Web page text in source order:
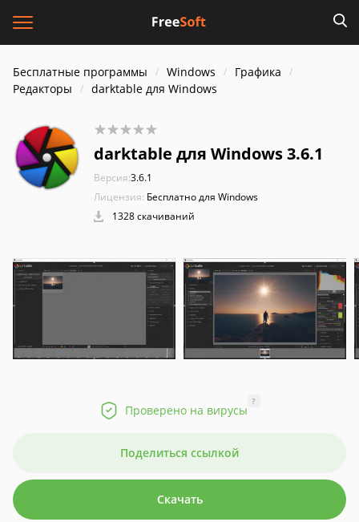
Бесплатные программы Windows
Графика
Редакторы
darktable для Windows
darktable для Windows 3.6.1
Версия:3.6.1
Лицензия: Бесплатно для Windows
1328 скачиваний
Проверено на вирусы
?
Поделиться ссылкой
Скачать